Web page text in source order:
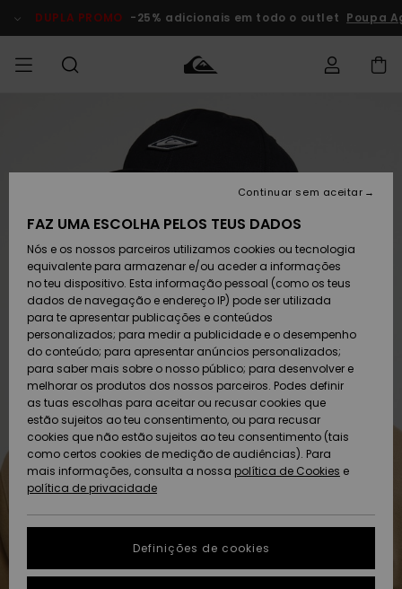
do
DUPLA PROMO -25% adicionais em todo o outlet Poupa
Roupas
Calçado e
chinelos
Surfe/água
Snow
Artigos
recém-
chegados
Coleções
MENINO
Roupas
Calçado e
chinelos
Surfe/água
Neve
Artigos
recém-
chegados
Highlights
MULHER
Shop
chegados
Highlights
Snow
SURF
Surf Shop
Homem
Crianças
Highlights
Community
SNOW
Artigos
Neve
Artigos
Criança
Snow Shop
Feminino
Highlights
Community
DUPLA
PROMO
Outlet
Homem
Criança
Outlet
Mulher
AJUDA
Acede à tua
encomenda
Devoluções
Pagamento
Cartão
presente
Quiksilver
Freedom
Protecção de
dados
Guia de
tamanhos
SUSTAINABILITY
FAZ UMA ESCOLHA PELOS TEUS DADOS
Nós e os nossos parceiros utilizamos cookies ou tecnologia
equivalente para armazenar e/ou aceder a informações
no teu dispositivo. Esta informação pessoal (como os teus
dados de navegação e endereço IP) pode ser utilizada
para te apresentar publicações e conteúdos
personalizados; para medir a publicidade e o desempenho
do conteúdo; para apresentar anúncios personalizados;
para saber mais sobre o nosso público; para desenvolver e
melhorar os produtos dos nossos parceiros. Podes definir
as tuas escolhas para aceitar ou recusar cookies que
estão sujeitos ao teu consentimento, ou para recusar
cookies que não estão sujeitos ao teu consentimento (tais
como certos cookies de medição de audiências). Para
mais informações, consulta a nossa política de Cookies e
política de privacidade
Definições de cookies
Continuar sem aceitar